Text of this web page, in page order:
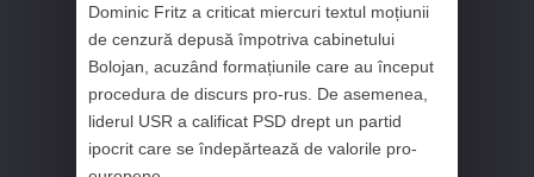
Dominic Fritz a criticat miercuri textul moțiunii
de cenzură depusă împotriva cabinetului
Bolojan, acuzând formațiunile care au început
procedura de discurs pro-rus. De asemenea,
liderul USR a calificat PSD drept un partid
ipocrit care se îndepărtează de valorile pro-